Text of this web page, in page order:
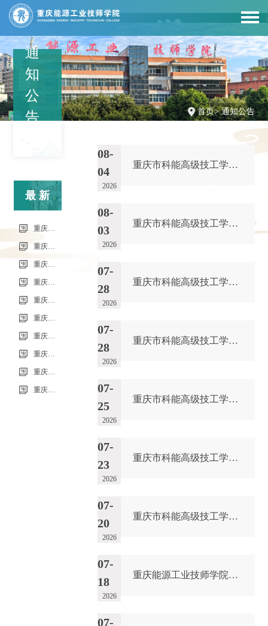
首页>通知公告
通
知
公
告
最新
信息
08-
04
2026
重庆市科能高级技工学校（重庆能源工业技师学院）第34批（0801工业机器人系统操作员-中级）成绩公示（社会评价）
08-
03
2026
重庆市科能高级技工学校学校2026年7月零星维修项目流标公告
07-
28
2026
重庆市科能高级技工学校（重庆能源工业技师学院）第33批（0725工业机器人系统操作员-中级）成绩公示（社会评价）
07-
28
2026
重庆市科能高级技工学校学校2026年7月零星维修项目采购公告
07-
25
2026
重庆市科能高级技工学校校园网络及智慧校园改建合作邀请结果公告
07-
23
2026
重庆市科能高级技工学校学校2026年玻璃及桌椅维修服务采购项目（第二次） 流标公告
07-
20
2026
重庆市科能高级技工学校（重庆能源工业技师学院）第32批(0718健康照护师高级）成绩公示（社会评价）
07-
18
2026
重庆能源工业技师学院2026年毕业生“百日千万招聘专项行动”邀请函
07-